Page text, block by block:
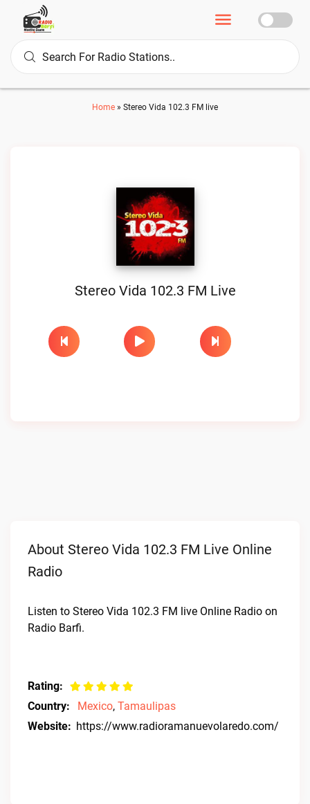
Home » Stereo Vida 102.3 FM live
Stereo Vida 102.3 FM Live
About Stereo Vida 102.3 FM Live Online
Radio
Listen to Stereo Vida 102.3 FM live Online Radio on
Radio Barfi.
Rating:
Country:
Mexico, Tamaulipas
Website: https://www.radioramanuevolaredo.com/